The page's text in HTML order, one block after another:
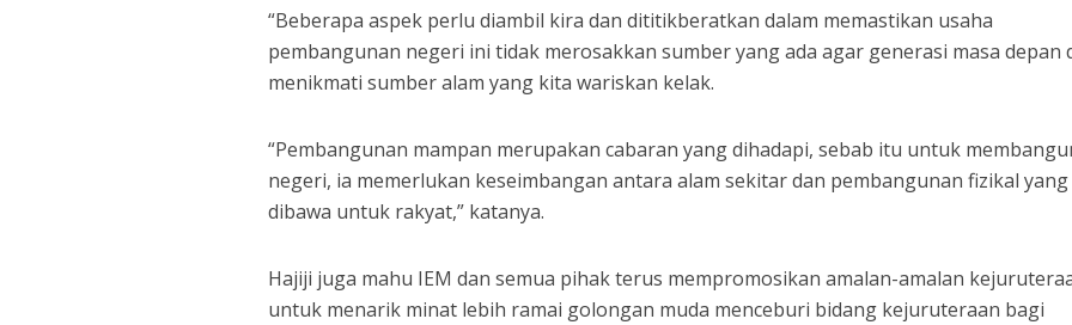
“Beberapa aspek perlu diambil kira dan dititikberatkan dalam memastikan usaha
pembangunan negeri ini tidak merosakkan sumber yang ada agar generasi masa depan
menikmati sumber alam yang kita wariskan kelak.
“Pembangunan mampan merupakan cabaran yang dihadapi, sebab itu untuk
negeri, ia memerlukan keseimbangan antara alam sekitar dan pembangunan fizikal yang
dibawa untuk rakyat,” katanya.
Hajiji juga mahu IEM dan semua pihak terus mempromosikan amalan-amalan
untuk menarik minat lebih ramai golongan muda menceburi bidang kejuruteraan bagi